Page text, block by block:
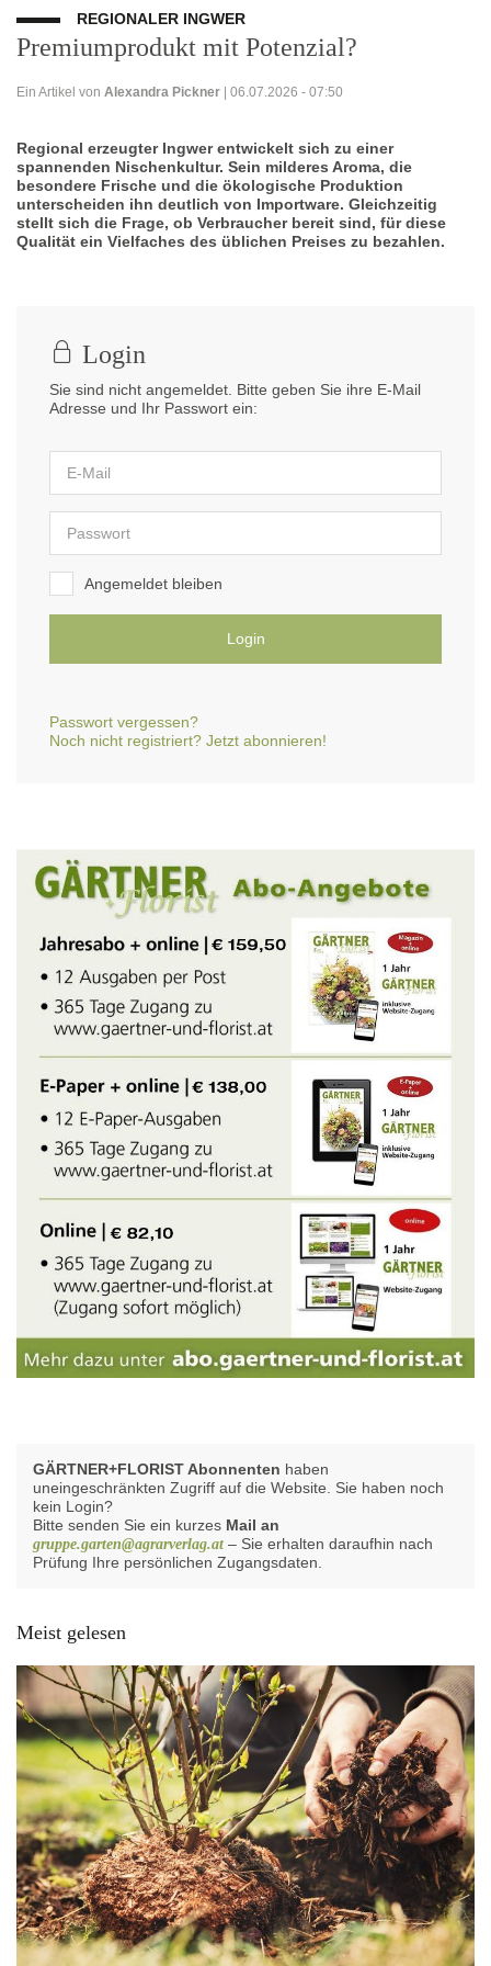
REGIONALER INGWER
Premiumprodukt mit Potenzial?
Ein Artikel von Alexandra Pickner | 06.07.2026 - 07:50
Regional erzeugter Ingwer entwickelt sich zu einer
spannenden Nischenkultur. Sein milderes Aroma, die
besondere Frische und die ökologische Produktion
unterscheiden ihn deutlich von Importware. Gleichzeitig
stellt sich die Frage, ob Verbraucher bereit sind, für diese
Qualität ein Vielfaches des üblichen Preises zu bezahlen.
Login
Sie sind nicht angemeldet. Bitte geben Sie ihre E-Mail
Adresse und Ihr Passwort ein:
Angemeldet bleiben
Login
Passwort vergessen?
Noch nicht registriert? Jetzt abonnieren!
GÄRTNER+FLORIST Abonnenten haben
uneingeschränkten Zugriff auf die Website. Sie haben noch
kein Login?
Bitte senden Sie ein kurzes Mail an
gruppe.garten@agrarverlag.at – Sie erhalten daraufhin nach
Prüfung Ihre persönlichen Zugangsdaten.
Meist gelesen